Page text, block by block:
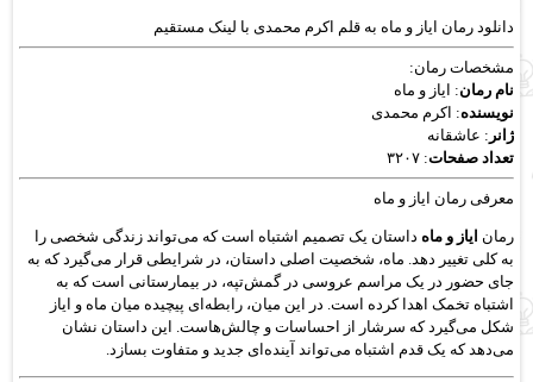
دانلود رمان ایاز و ماه به قلم اکرم محمدی با لینک مستقیم
مشخصات رمان:
نام رمان: ایاز و ماه
نویسنده: اکرم محمدی
ژانر : عاشقانه
تعداد صفحات: ۳۲۰۷
معرفی رمان ایاز و ماه
رمان ایاز و ماهداستان یک تصمیم اشتباه است که می‌تواند زندگی شخصی را
به کلی تغییر دهد. ماه، شخصیت اصلی داستان، در شرایطی قرار می‌گیرد که به
جای حضور در یک مراسم عروسی در گمش‌تپه، در بیمارستانی است که به
اشتباه تخمک اهدا کرده است. در این میان، رابطه‌ای پیچیده میان ماه و ایاز
شکل می‌گیرد که سرشار از احساسات و چالش‌هاست. این داستان نشان
می‌دهد که یک قدم اشتباه می‌تواند آینده‌ای جدید و متفاوت بسازد.